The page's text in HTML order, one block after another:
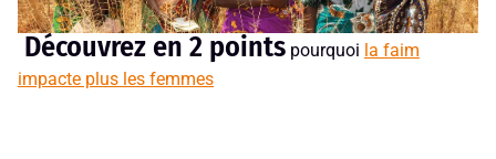
Découvrez en 2 points pourquoi la faim
impacte plus les femmes